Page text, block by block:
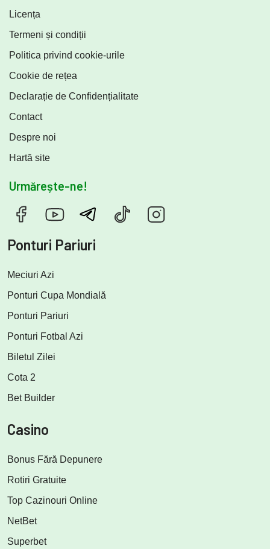
Licența
Termeni și condiții
Politica privind cookie-urile
Cookie de rețea
Declarație de Confidențialitate
Contact
Despre noi
Hartă site
Urmărește-ne!
Ponturi Pariuri
Meciuri Azi
Ponturi Cupa Mondială
Ponturi Pariuri
Ponturi Fotbal Azi
Biletul Zilei
Cota 2
Bet Builder
Casino
Bonus Fără Depunere
Rotiri Gratuite
Top Cazinouri Online
NetBet
Superbet